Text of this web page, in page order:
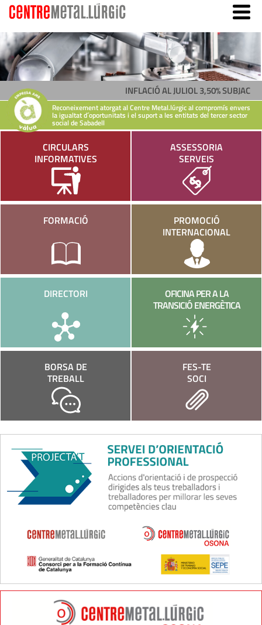
INFLACIÓ AL JULIOL 3,50%
Reconeixement atorgat al Centre Metal.lúrgic al compromís envers
la igualtat d´oportunitats i el suport a les entitats del tercer sector
social de Sabadell
CIRCULARS
INFORMATIVES
ASSESSORIA
SERVEIS
FORMACIÓ
PROMOCIÓ
INTERNACIONAL
DIRECTORI
OFICINA PER A LA
TRANSICIÓ ENERGÈTICA
BORSA DE
TREBALL
FES-TE
SOCI